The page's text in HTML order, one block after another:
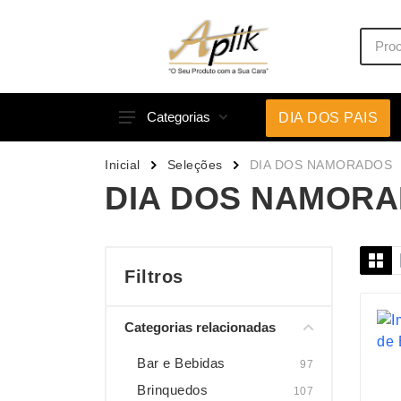
Categorias
Acessórios p/ Celular
Acessórios para Carros
Bar e Bebidas
Bolsas Térmicas
Brinquedos
Caixas de Som
Canecas
Canetas
Casa
DIA DOS PAIS
Inicial Seleções DIA DOS NAMORADOS
DIA DOS
Filtros
Categorias relacionadas
Bar e Bebidas 97
Brinquedos 107